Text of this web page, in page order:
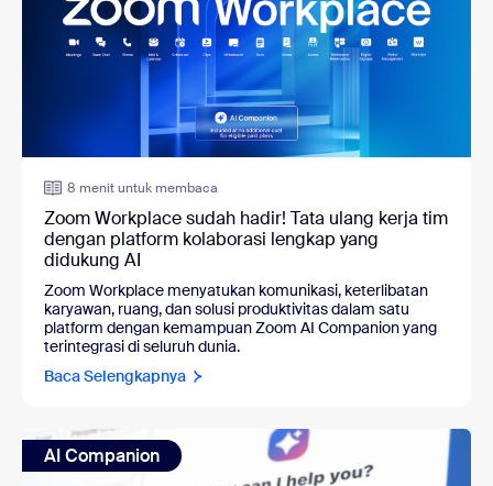
8 menit untuk membaca
Zoom Workplace sudah hadir! Tata ulang kerja tim
dengan platform kolaborasi lengkap yang
didukung AI
Zoom Workplace menyatukan komunikasi, keterlibatan
karyawan, ruang, dan solusi produktivitas dalam satu
platform dengan kemampuan Zoom AI Companion yang
terintegrasi di seluruh dunia.
Baca Selengkapnya
AI Companion